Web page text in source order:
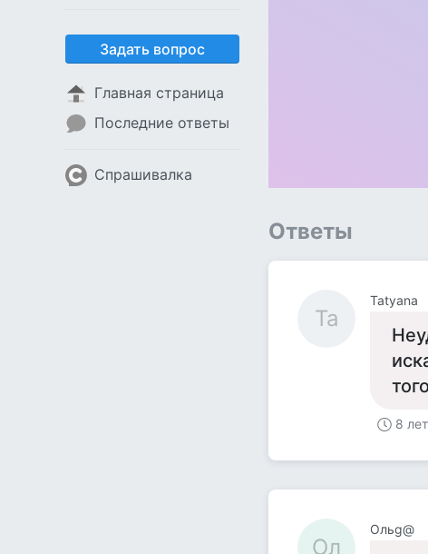
Задать вопрос
Главная страница
Последние ответы
Спрашивалка
Ответы
Ta
Tatyana
8 лет
Ол
Ольg@